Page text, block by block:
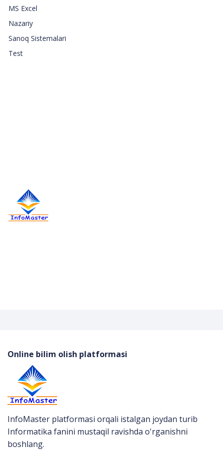
MS Excel
Nazariy
Sanoq Sistemalari
Test
Online bilim olish platformasi
InfoMaster platformasi orqali istalgan joydan turib
Informatika fanini mustaqil ravishda o'rganishni
boshlang.